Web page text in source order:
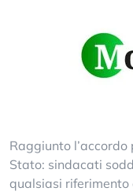
Raggiunto
Stato: sindacati
qualsiasi